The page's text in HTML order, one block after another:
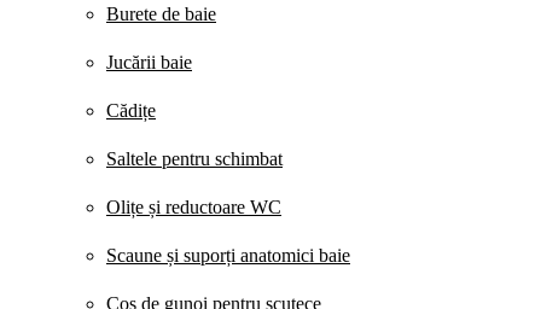
Burete de baie
Jucării baie
Cădițe
Saltele pentru schimbat
Olițe și reductoare WC
Scaune și suporți anatomici baie
Coș de gunoi pentru scutece